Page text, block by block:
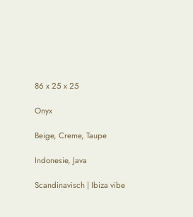
86 x 25 x 25
Onyx
Beige, Creme, Taupe
Indonesie, Java
Scandinavisch | Ibiza vibe